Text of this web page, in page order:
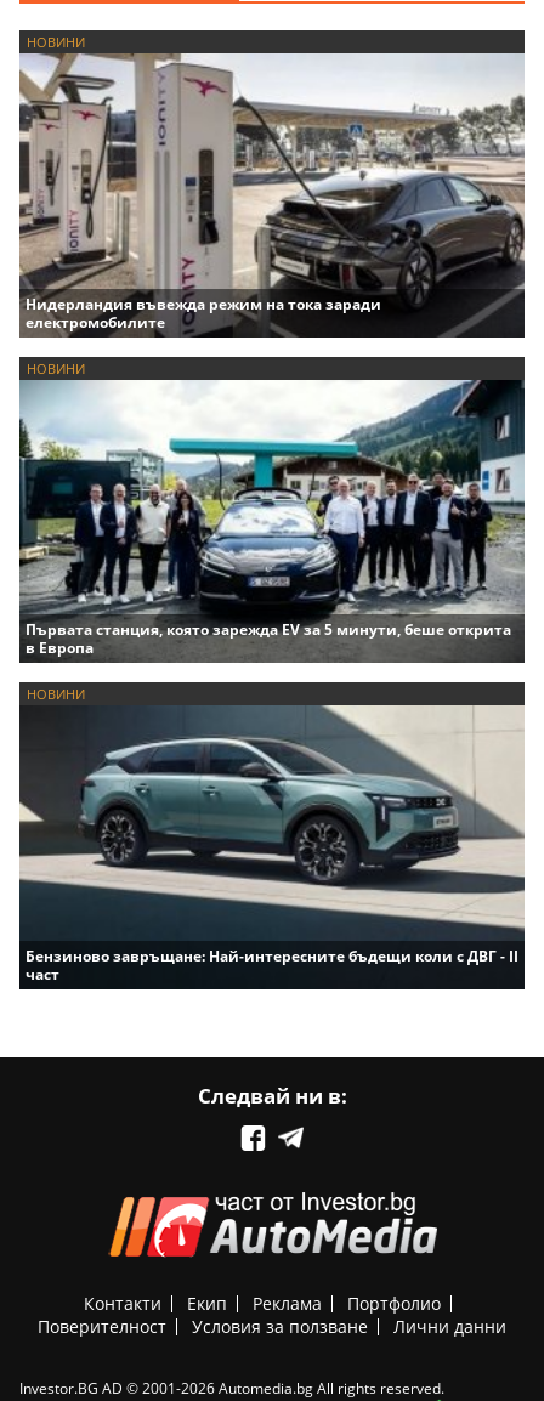
НОВИНИ
Нидерландия въвежда режим на тока заради
електромобилите
НОВИНИ
Първата станция, която зарежда EV за 5 минути, беше открита
в Европа
НОВИНИ
Бензиново завръщане: Най-интересните бъдещи коли с ДВГ - II
част
Следвай ни в:
Контакти Екип Реклама
Портфолио
Поверителност
Условия за ползване Лични данни
Investor.BG AD © 2001-2026 Automedia.bg All rights reserved.